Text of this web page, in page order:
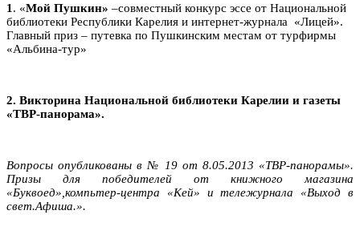
1 . «Мой Пушкин» –совместный конкурс эссе от Национальной
библиотеки Республики Карелия и интернет-журнала «Лицей».
Главный приз – путевка по Пушкинским местам от турфирмы
«Альбина-тур»
2. Викторина Национальной библиотеки Карелии и газеты
«ТВР-панорама».
Вопросы опубликованы в № 19 от 8.05.2013 «ТВР-панорамы».
Призы для победителей от книжного магазина
«Буквоед»,компьтер-центра «Кей» и тележурнала «Выход в
свет.Афиша.».